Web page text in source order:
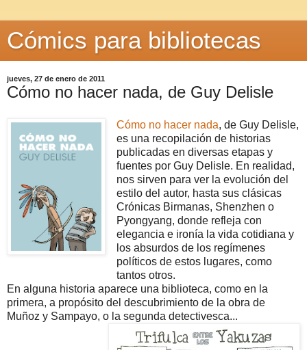
Cómics para bibliotecas
jueves, 27 de enero de 2011
Cómo no hacer nada, de Guy Delisle
Cómo no hacer nada, de Guy Delisle,
es una recopilación de historias
publicadas en diversas etapas y
fuentes por Guy Delisle. En realidad,
nos sirven para ver la evolución del
estilo del autor, hasta sus clásicas
Crónicas Birmanas, Shenzhen o
Pyongyang, donde refleja con
elegancia e ironía la vida cotidiana y
los absurdos de los regímenes
políticos de estos lugares, como
tantos otros.
En alguna historia aparece una biblioteca, como en la
primera, a propósito del descubrimiento de la obra de
Muñoz y Sampayo, o la segunda detectivesca...